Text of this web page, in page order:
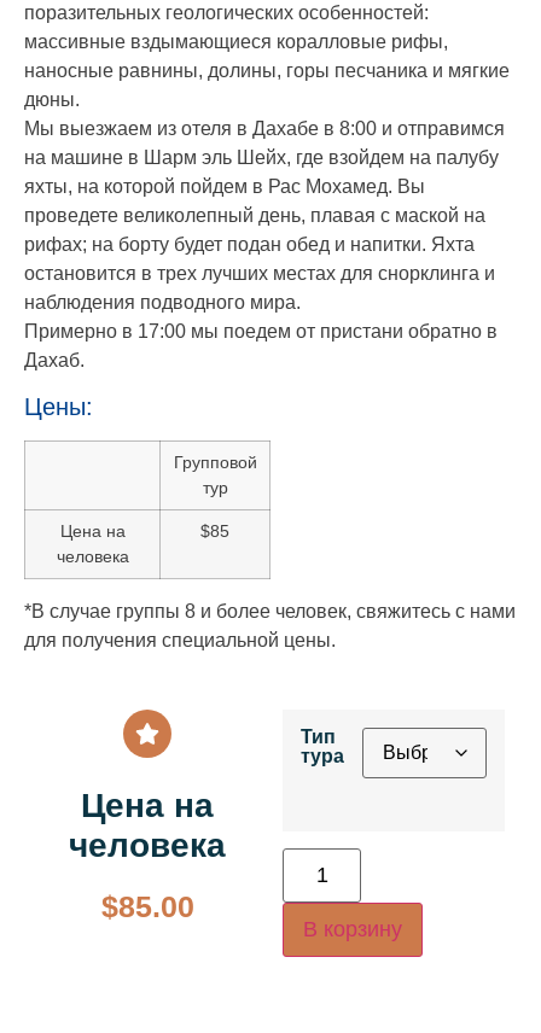
поразительных геологических особенностей:
массивные вздымающиеся коралловые рифы,
наносные равнины, долины, горы песчаника и мягкие
дюны.
Мы выезжаем из отеля в Дахабе в 8:00 и отправимся
на машине в Шарм эль Шейх, где взойдем на палубу
яхты, на которой пойдем в Рас Мохамед. Вы
проведете великолепный день, плавая с маской на
рифах; на борту будет подан обед и напитки. Яхта
остановится в трех лучших местах для снорклинга и
наблюдения подводного мира.
Примерно в 17:00 мы поедем от пристани обратно в
Дахаб.
Цены:
Групповой
тур
Цена на
человека
$85
*В случае группы 8 и более человек, свяжитесь с нами
для получения специальной цены.
Цена на
человека
$85.00
Тип
тура
В корзину